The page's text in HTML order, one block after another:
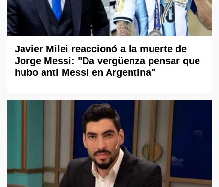
Javier Milei reaccionó a la muerte de
Jorge Messi: "Da vergüenza pensar que
hubo anti Messi en Argentina"